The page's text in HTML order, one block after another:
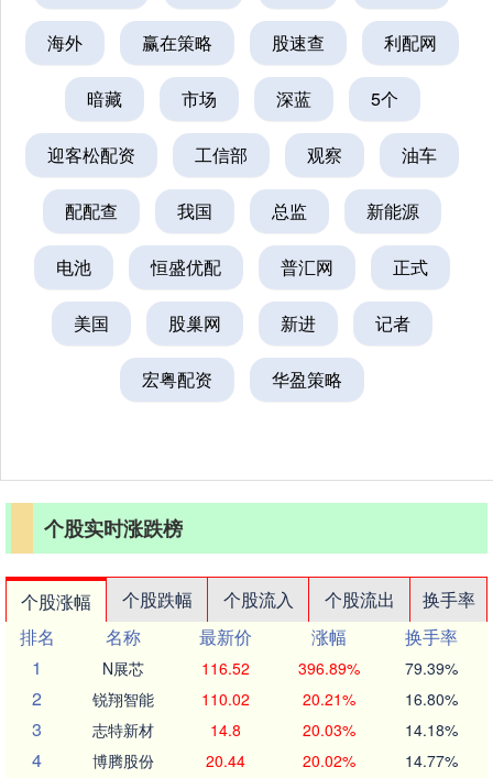
海外 赢在策略 股速查 利配网
暗藏 市场 深蓝 5个
迎客松配资 工信部 观察 油车
配配查 我国 总监 新能源
电池 恒盛优配 普汇网 正式
美国 股巢网 新进 记者
宏粤配资 华盈策略
个股实时涨跌榜
个股涨幅 个股跌幅 个股流入 个股流出
换手率
排名
名称 最新价 涨幅
换手率
1
N展芯 116.52 396.89% 79.39%
2 锐翔智能 110.02 20.21% 16.80%
3 志特新材 14.8 20.03% 14.18%
4 博腾股份 20.44 20.02% 14.77%